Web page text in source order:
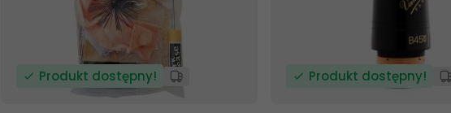
Produkt dostępny! Produkt dostępny!